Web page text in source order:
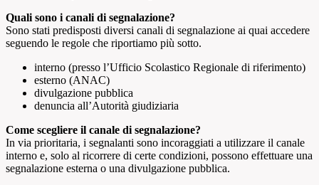
Quali sono i canali di segnalazione?
Sono stati predisposti diversi canali di segnalazione ai quai accedere
seguendo le regole che riportiamo più sotto.
interno (presso l’Ufficio Scolastico Regionale di riferimento)
esterno (ANAC)
divulgazione pubblica
denuncia all’Autorità giudiziaria
Come scegliere il canale di segnalazione?
In via prioritaria, i segnalanti sono incoraggiati a utilizzare il canale
interno e, solo al ricorrere di certe condizioni, possono effettuare una
segnalazione esterna o una divulgazione pubblica.